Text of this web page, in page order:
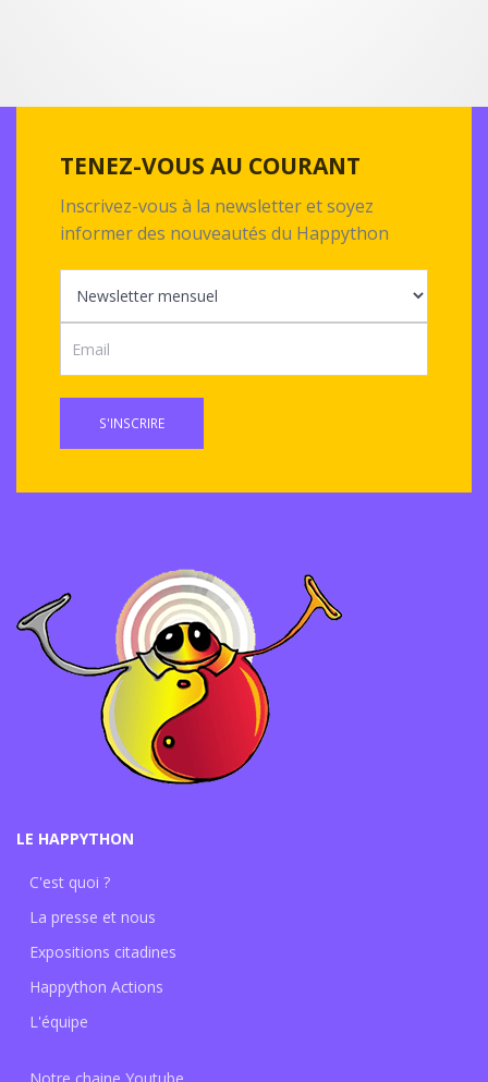
TENEZ-VOUS AU COURANT
Inscrivez-vous à la newsletter et soyez
informer des nouveautés du Happython
S'INSCRIRE
LE HAPPYTHON
C'est quoi ?
La presse et nous
Expositions citadines
Happython Actions
L'équipe